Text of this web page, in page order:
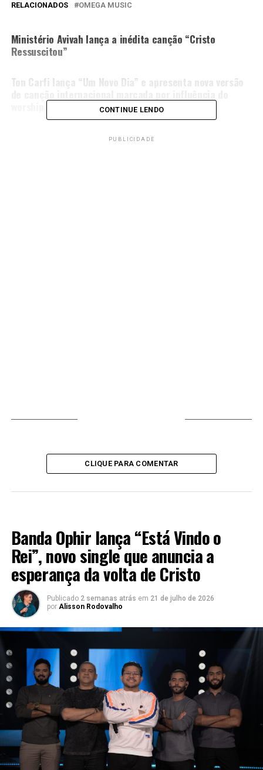
RELACIONADOS OMEGA MUSIC
Ministério Avivah lança a inédita canção “Cristo
Ressuscitou”
Ton Carfi lança “Um Novo Dia” e apresenta nova versão
worship americano
CONTINUE LENDO
PUBLICIDADE
CLIQUE PARA COMENTAR
Banda Ophir lança “Está Vindo o
Rei”, novo single que anuncia a
esperança da volta de Cristo
Publicado 2 semanas atrás em 21 de julho de 2026
por Alisson Rodovalho